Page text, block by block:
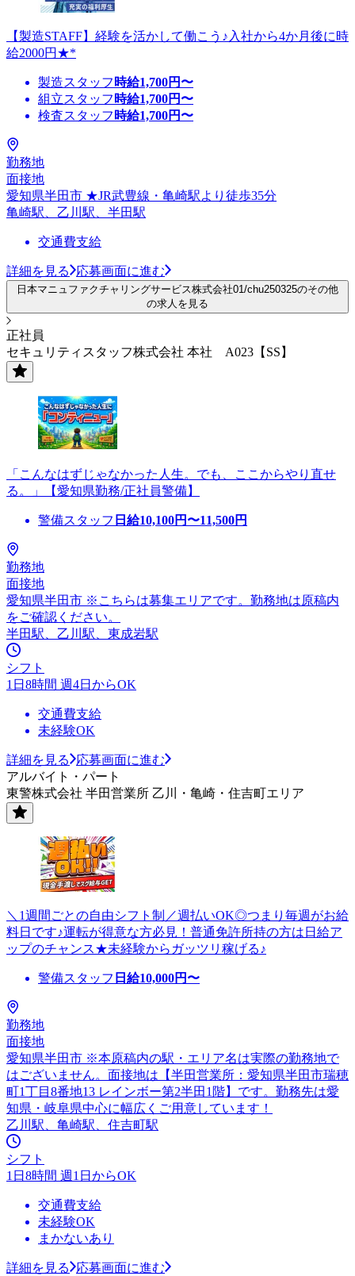
【製造STAFF】経験を活かして働こう♪入社から4か月後に時
給2000円★*
製造スタッフ 時給1,700円〜
組立スタッフ 時給1,700円〜
検査スタッフ 時給1,700円〜
勤務地
面接地
愛知県半田市 ★JR武豊線・亀崎駅より徒歩35分
亀崎駅、乙川駅、半田駅
交通費支給
詳細を見る 応募画面に進む
日本マニュファクチャリングサービス株式会社01/chu250325のその他
の求人を見る
正社員
セキュリティスタッフ株式会社 本社 A023【SS】
「こんなはずじゃなかった人生。でも、ここからやり直せ
る。」【愛知県勤務/正社員警備】
警備スタッフ 日給10,100円〜11,500円
勤務地
面接地
愛知県半田市 ※こちらは募集エリアです。勤務地は原稿内
をご確認ください。
半田駅、乙川駅、東成岩駅
シフト
1日8時間 週4日からOK
交通費支給
未経験OK
詳細を見る
応募画面に進む
アルバイト・パート
東警株式会社 半田営業所 乙川・亀崎・住吉町エリア
＼1週間ごとの自由シフト制／週払いOK◎つまり毎週がお給
料日です♪運転が得意な方必見！普通免許所持の方は日給ア
ップのチャンス★未経験からガッツリ稼げる♪
警備スタッフ 日給10,000円〜
勤務地
面接地
愛知県半田市 ※本原稿内の駅・エリア名は実際の勤務地で
はございません。面接地は【半田営業所：愛知県半田市瑞穂
町1丁目8番地13 レインボー第2半田1階】です。勤務先は愛
知県・岐阜県中心に幅広くご用意しています！
乙川駅、亀崎駅、住吉町駅
シフト
1日8時間 週1日からOK
交通費支給
未経験OK
まかないあり
詳細を見る
応募画面に進む